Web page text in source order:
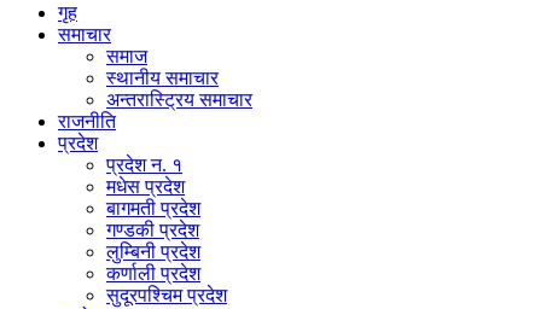
गृह
समाचार
समाज
स्थानीय समाचार
अन्तरास्ट्रिय समाचार
राजनीति
प्रदेश
प्रदेश न. १
मधेस प्रदेश
बागमती प्रदेश
गण्डकी प्रदेश
लुम्बिनी प्रदेश
कर्णाली प्रदेश
सुदूरपश्चिम प्रदेश